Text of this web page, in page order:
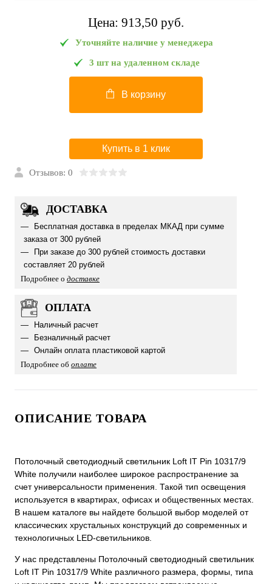
Цена: 913,50 pуб.
Уточняйте наличие у менеджера
3 шт на удаленном складе
В корзину
Купить в 1 клик
Отзывов: 0
ДОСТАВКА
Бесплатная доставка в пределах МКАД при сумме
заказа от 300 рублей
При заказе до 300 рублей стоимость доставки
составляет 20 рублей
Подробнее о доставке
ОПЛАТА
Наличный расчет
Безналичный расчет
Онлайн оплата пластиковой картой
Подробнее об оплате
ОПИСАНИЕ ТОВАРА
Потолочный светодиодный светильник Loft IT Pin 10317/9
White получили наиболее широкое распространение за
счет универсальности применения. Такой тип освещения
используется в квартирах, офисах и общественных местах.
В нашем каталоге вы найдете большой выбор моделей от
классических хрустальных конструкций до современных и
технологичных LED-светильников.
У нас представлены Потолочный светодиодный светильник
Loft IT Pin 10317/9 White различного размера, формы, типа